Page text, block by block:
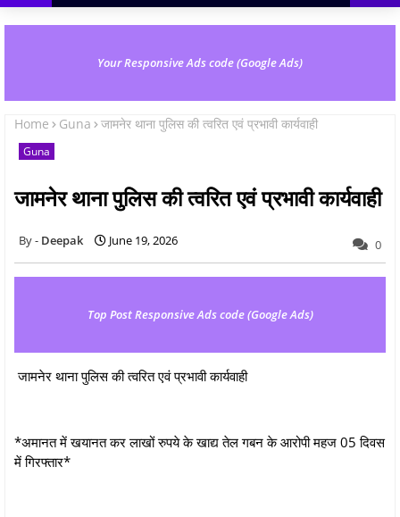
Your Responsive Ads code (Google Ads)
Home Guna जामनेर थाना पुलिस की त्वरित एवं प्रभावी कार्यवाही
Guna
जामनेर थाना पुलिस की त्वरित एवं प्रभावी कार्यवाही
Deepak June 19, 2026 0
Top Post Responsive Ads code (Google Ads)
जामनेर थाना पुलिस की त्वरित एवं प्रभावी कार्यवाही
*अमानत में खयानत कर लाखों रुपये के खाद्य तेल गबन के आरोपी महज 05 दिवस
में गिरफ्तार*